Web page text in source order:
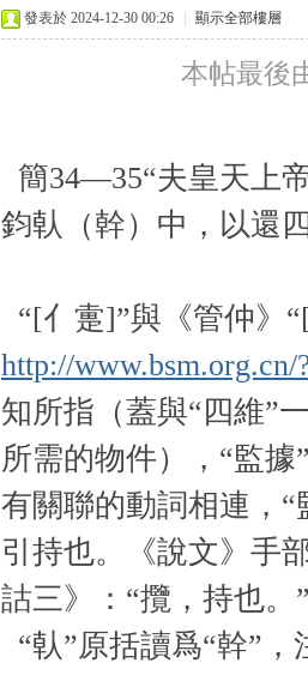
發表於 2024-12-30 00:26 顯示全部樓層
本帖最後
簡34—35“夫皇天上
鈞倝（幹）中，以還
“[亻疐]”與《管仲》
http://
知所指（蓋與“四維”
所需的物件），“監
有關聯的動詞相連，“
引持也。《說文》手
詁三》：“攬，持也。
“倝”原括讀爲“幹”